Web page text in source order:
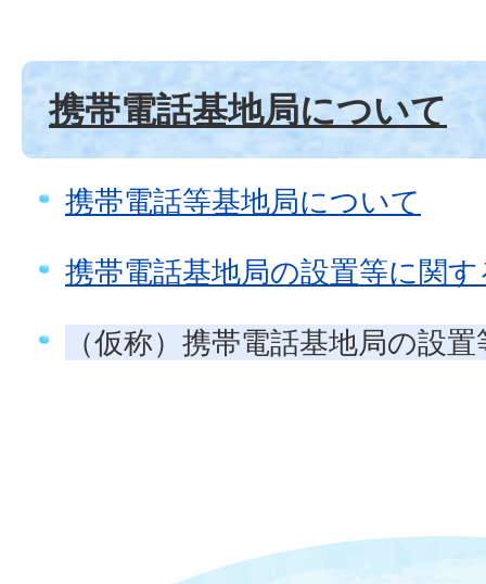
携帯電話基地局について
携帯電話等基地局について
携帯電話基地局の設置等に関
（仮称）携帯電話基地局の設